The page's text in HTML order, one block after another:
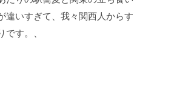
違いすぎて、我々関西人からす
です。、